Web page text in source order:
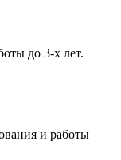
до 3-х лет.
и работы